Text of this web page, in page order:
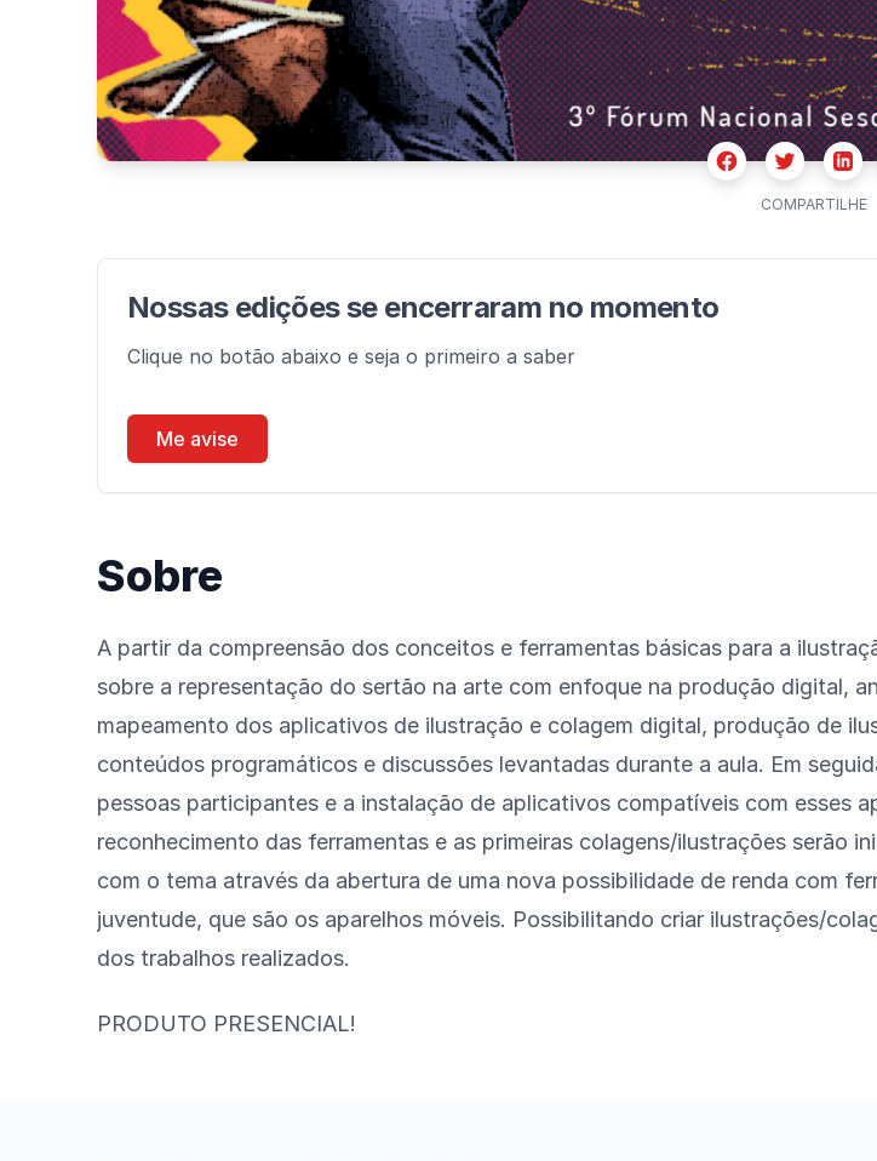
FacebookTwitter
COMPARTILHE
Nossas edições se encerraram no momento
Clique no botão abaixo e seja o primeiro a saber
Me avise
Sobre
A partir da compreensão dos conceitos e ferramentas básicas para a
sobre a representação do sertão na arte com enfoque na produção digital,
mapeamento dos aplicativos de ilustração e colagem digital, produção de
conteúdos programáticos e discussões levantadas durante a aula. Em
pessoas participantes e a instalação de aplicativos compatíveis com esses
reconhecimento das ferramentas e as primeiras colagens/ilustrações serão
com o tema através da abertura de uma nova possibilidade de renda com
juventude, que são os aparelhos móveis. Possibilitando criar ilustrações/
dos trabalhos realizados.
PRODUTO PRESENCIAL!